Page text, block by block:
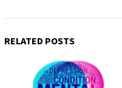
RELATED POSTS